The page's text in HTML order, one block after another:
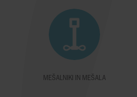
MEŠALNIKI IN MEŠALA